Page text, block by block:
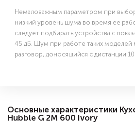
Немаловажным параметром при
низкий уровень шума во время ее
следует подбирать устройства с
45 дБ. Шум при работе таких моделей
разговор, доносящийся с дистанции 10
Основные характеристики
Hubble G 2M 600 Ivory